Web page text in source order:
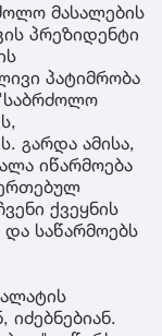
მასალების
პრეზიდენტი
პატიმრობა
გარდა ამისა,
იწარმოება
ქვეყნის
და საწარმოებს